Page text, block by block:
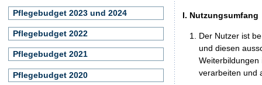
I. Nutzungsumfang
Der Nutzer ist
und diesen
verarbeiten und
Pflegebudget 2023 und 2024
Pflegebudget 2022
Pflegebudget 2021
Pflegebudget 2020